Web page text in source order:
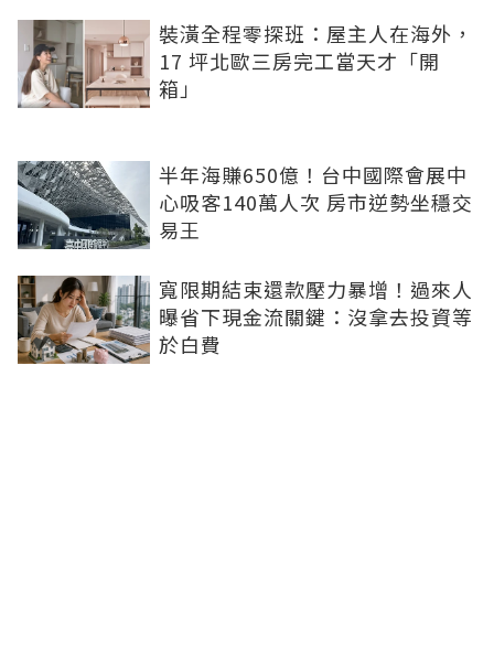
裝潢全程零探班：屋主人在海外，
17 坪北歐三房完工當天才「開
箱」
半年海賺650億！台中國際會展中
心吸客140萬人次 房市逆勢坐穩交
易王
寬限期結束還款壓力暴增！過來人
曝省下現金流關鍵：沒拿去投資等
於白費